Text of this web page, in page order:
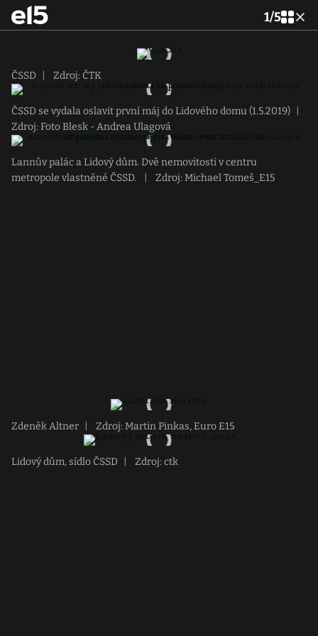
1/5
ČSSD Zdroj: ČTK
ČSSD se vydala oslavit první máj do Lidového domu (1.5.2019)
Zdroj: Foto Blesk - Andrea Ulagová
Lannův palác a Lidový dům. Dvě nemovitosti v centru
metropole vlastněné ČSSD.
Zdroj: Michael Tomeš_E15
Zdeněk Altner Zdroj: Martin Pinkas, Euro E15
Lidový dům, sídlo ČSSD Zdroj: ctk